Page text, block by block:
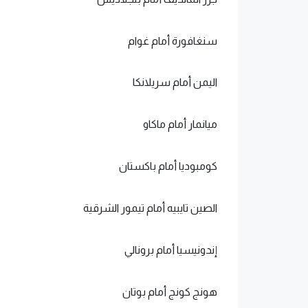
سنغافورة أمام غوام
اليمن أمام سريلانكا
ميانمار أمام ماكاو
كومبوديا أمام باكستان
الصين تايبيه أمام تيمور الشرقية
إندونيسيا أمام برونالي
هونج كونج أمام بوتان